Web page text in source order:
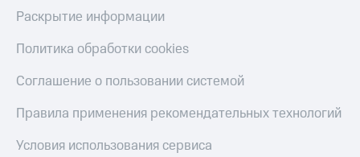
Раскрытие информации
Политика обработки cookies
Соглашение о пользовании системой
Правила применения рекомендательных технологий
Условия использования сервиса